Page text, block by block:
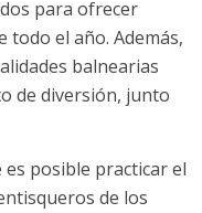
para ofrecer
el año. Además,
balnearias
de diversión, junto
posible practicar el
de los